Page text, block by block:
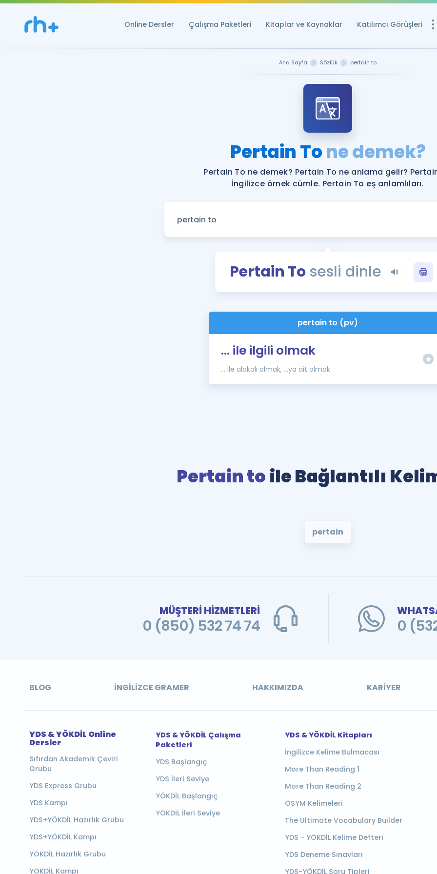
Online Dersler Çalışma Paketleri Kitaplar ve Kaynaklar Katılımcı Görüşleri
YDS ve YÖKDİL
YDS ve YÖKDİL'e
Tüm ÖSYM
YDS - YÖKDİL
İngilizce Gramer
Ana Sayfa Sözlük pertain to
Pertain Tone demek?
Pertain To ne demek? Pertain To ne anlama gelir?
İngilizce örnek cümle. Pertain To eş anlamlıları.
Pertain Tosesli dinle
pertain to (pv)
... ile ilgili olmak
... ile alakalı olmak, ...ya ait olmak
Pertain to ile Bağlantılı
pertain
MÜŞTERİ HİZMETLERİ
0 (850) 532 74 74 0
BLOG İNGILIZCE GRAMER HAKKIMIZDA KARIYER
YDS & YÖKDİL Online
Dersler
Sıfırdan Akademik Çeviri
Grubu
YDS Express Grubu
YDS Kampı
YDS+YÖKDİL Hazırlık Grubu
YDS+YÖKDİL Kampı
YÖKDİL Hazırlık Grubu
YÖKDİL Kampı
YDS & YÖKDİL Çalışma
Paketleri
YDS Başlangıç
YDS İleri Seviye
YÖKDİL Başlangıç
YÖKDİL İleri Seviye
YDS & YÖKDİL Kitapları
İngilizce Kelime Bulmacası
More Than Reading 1
More Than Reading 2
ÖSYM Kelimeleri
The Ultimate Vocabulary Builder
YDS - YÖKDİL Kelime Defteri
YDS Deneme Sınavları
YDS-YÖKDİL Soru Tipleri